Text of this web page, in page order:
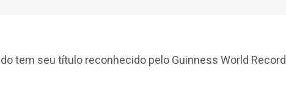
tem seu título reconhecido pelo Guinness World Record